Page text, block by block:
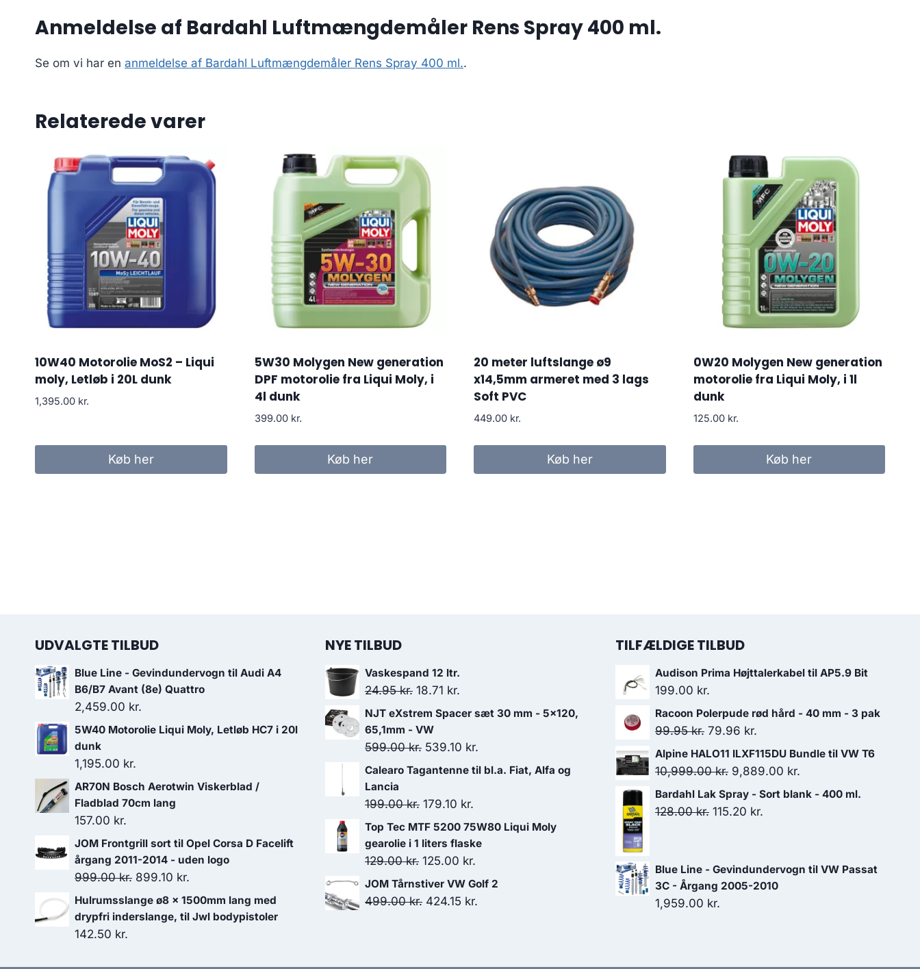
Anmeldelse af Bardahl Luftmængdemåler Rens Spray 400 ml.
Se om vi har en anmeldelse af Bardahl Luftmængdemåler Rens Spray 400 ml..
Relaterede varer
10W40 Motorolie MoS2 – Liqui
moly, Letløb i 20L dunk
1,395.00 kr.
Køb her
5W30 Molygen New generation
DPF motorolie fra Liqui Moly, i
4l dunk
399.00 kr.
Køb her
20 meter luftslange ø9
x14,5mm armeret med 3 lags
Soft PVC
449.00 kr.
Køb her
0W20 Molygen New generation
motorolie fra Liqui Moly, i 1l
dunk
125.00 kr.
Køb her
UDVALGTE TILBUD
Blue Line - Gevindundervogn til Audi A4
B6/B7 Avant (8e) Quattro
2,459.00 kr.
5W40 Motorolie Liqui Moly, Letløb HC7 i 20l
dunk
1,195.00 kr.
AR70N Bosch Aerotwin Viskerblad /
Fladblad 70cm lang
157.00 kr.
JOM Frontgrill sort til Opel Corsa D Facelift
årgang 2011-2014 - uden logo
999.00kr. Den
oprindelige
pris
899.10 kr.
aktuelle
pris
Hulrumsslange ø8 x 1500mm lang med
drypfri inderslange, til Jwl bodypistoler
142.50 kr.
NYE TILBUD
Vaskespand 12 ltr.
24.95kr. Den
oprindelige
pris
var:
24.95 kr..
18.71 kr.
aktuelle
er:
18.71 kr..
NJT eXstrem Spacer sæt 30 mm - 5x120,
65,1mm - VW
599.00kr. Den
oprindelige
var:
599.00 kr..
539.10 kr.
aktuelle
539.10 kr..
Calearo Tagantenne til bl.a. Fiat, Alfa og
Lancia
199.00kr. Den
oprindelige
pris
var:
199.00 kr..
179.10 kr.
aktuelle
pris
179.10 kr..
Top Tec MTF 5200 75W80 Liqui Moly
gearolie i 1 liters flaske
129.00kr. Den
oprindelige
pris
125.00 kr.
aktuelle
JOM Tårnstiver VW Golf 2
499.00kr. Den
424.15 kr.
TILFÆLDIGE TILBUD
Audison Prima Højttalerkabel til AP5.9 Bit
199.00 kr.
Racoon Polerpude rød hård - 40 mm - 3 pak
99.95kr. Den
oprindelige
pris
99.95 kr..
79.96 kr.
aktuelle
pris
Alpine HALO11 ILXF115DU Bundle til VW T6
10,999.00kr. Den
oprindelige
pris
9,889.00 kr.
aktuelle
Bardahl Lak Spray - Sort blank - 400 ml.
128.00kr. Den
var:
128.00 kr..
115.20 kr.
er:
115.20 kr..
Blue Line - Gevindundervogn til VW Passat
3C - Årgang 2005-2010
1,959.00 kr.